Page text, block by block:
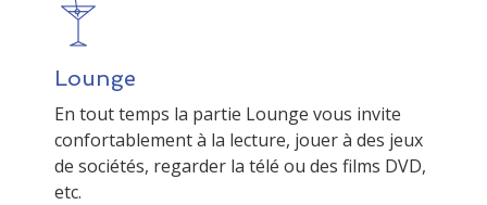
Lounge
En tout temps la partie Lounge vous invite
confortablement à la lecture, jouer à des jeux
de sociétés, regarder la télé ou des films DVD,